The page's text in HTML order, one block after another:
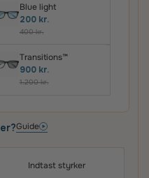
Blue light
200 kr.
400 kr.
Transitions™
900 kr.
1.200 kr.
Guide
Indtast styrker
i høj kvalitet – til